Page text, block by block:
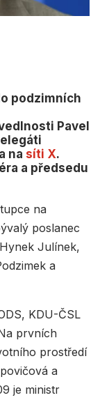
podzimních
Pavel
na síti X.
a předsedu
na
poslanec
Julínek,
a
KDU-ČSL
prvních
prostředí
a
je ministr